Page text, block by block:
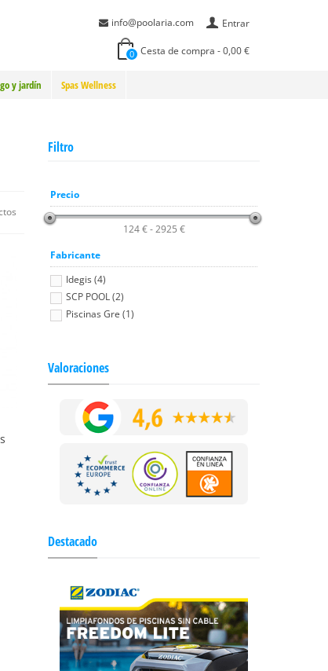
Entrar
info@poolaria.com
0 Cesta de compra -0,00 €
y jardín Spas Wellness
Filtro
Precio
124 € - 2925 €
Fabricante
Idegis (4)
SCP POOL (2)
Piscinas Gre (1)
Valoraciones
Destacado